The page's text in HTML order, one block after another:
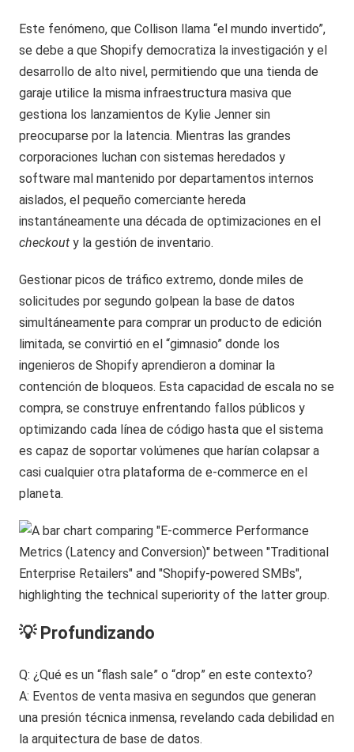
Este fenómeno, que Collison llama “el mundo invertido”,
se debe a que Shopify democratiza la investigación y el
desarrollo de alto nivel, permitiendo que una tienda de
garaje utilice la misma infraestructura masiva que
gestiona los lanzamientos de Kylie Jenner sin
preocuparse por la latencia. Mientras las grandes
corporaciones luchan con sistemas heredados y
software mal mantenido por departamentos internos
aislados, el pequeño comerciante hereda
instantáneamente una década de optimizaciones en el
checkout y la gestión de inventario.
Gestionar picos de tráfico extremo, donde miles de
solicitudes por segundo golpean la base de datos
simultáneamente para comprar un producto de edición
limitada, se convirtió en el “gimnasio” donde los
ingenieros de Shopify aprendieron a dominar la
contención de bloqueos. Esta capacidad de escala no se
compra, se construye enfrentando fallos públicos y
optimizando cada línea de código hasta que el sistema
es capaz de soportar volúmenes que harían colapsar a
casi cualquier otra plataforma de e-commerce en el
planeta.
💡 Profundizando
Q: ¿Qué es un “flash sale” o “drop” en este contexto?
A: Eventos de venta masiva en segundos que generan
una presión técnica inmensa, revelando cada debilidad en
la arquitectura de base de datos.